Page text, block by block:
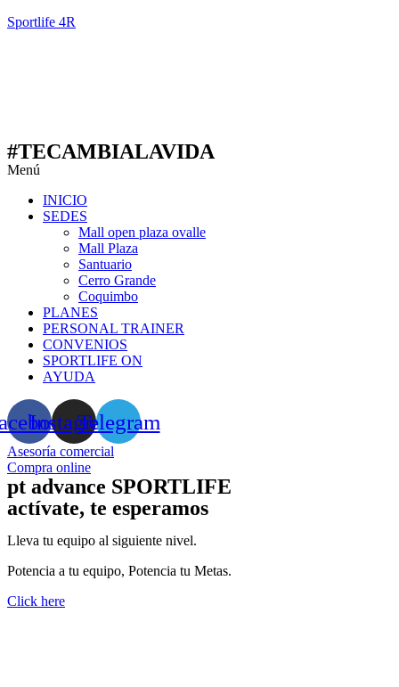
Sportlife 4R
#TECAMBIALAVIDA
Menú
INICIO
SEDES
Mall open plaza ovalle
Mall Plaza
Santuario
Cerro Grande
Coquimbo
PLANES
PERSONAL TRAINER
CONVENIOS
SPORTLIFE ON
AYUDA
InstagramTelegram
Asesoría comercial
Compra online
pt advance SPORTLIFE
actívate, te esperamos
Lleva tu equipo al siguiente nivel.
Potencia a tu equipo, Potencia tu Metas.
Click here